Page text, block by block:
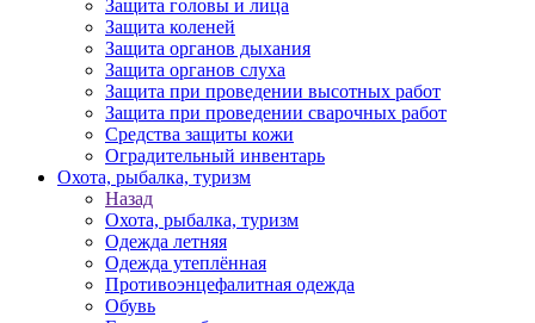
Защита головы и лица
Защита коленей
Защита органов дыхания
Защита органов слуха
Защита при проведении высотных работ
Защита при проведении сварочных работ
Средства защиты кожи
Оградительный инвентарь
Охота, рыбалка, туризм
Назад
Охота, рыбалка, туризм
Одежда летняя
Одежда утеплённая
Противоэнцефалитная одежда
Обувь